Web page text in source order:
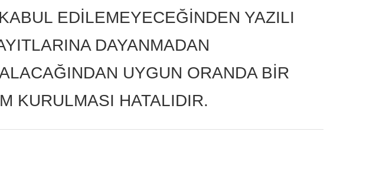
EDİLEMEYECEĞİNDEN YAZILI
DAYANMADAN
UYGUN ORANDA BİR
KURULMASI HATALIDIR.